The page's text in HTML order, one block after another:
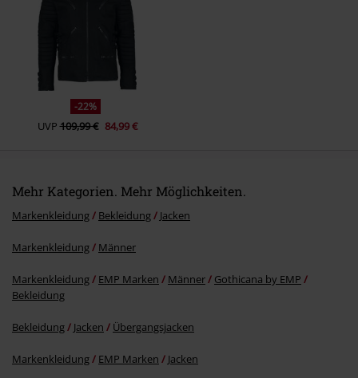
Kommentar jetzt abschicken!
-22%
UVP109,99 € 84,99 €
Mehr Kategorien. Mehr Möglichkeiten.
Markenkleidung Bekleidung Jacken
Markenkleidung Männer
Markenkleidung EMP Marken Männer
Gothicana by EMP
Bekleidung
Bekleidung Jacken Übergangsjacken
Markenkleidung EMP Marken Jacken